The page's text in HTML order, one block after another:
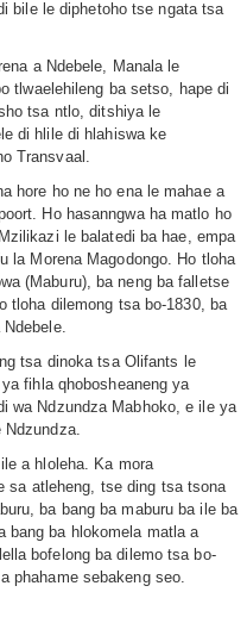
bile le diphetoho tse ngata tsa
a Ndebele, Manala le
tlwaelehileng ba setso, hape di
tsa ntlo, ditshiya le
di hlile di hlahiswa ke
Transvaal.
hore ho ne ho ena le mahae a
Ho hasanngwa ha matlo ho
le balatedi ba hae, empa
la Morena Magodongo. Ho tloha
(Maburu), ba neng ba falletse
tloha dilemong tsa bo-1830, ba
tsa dinoka tsa Olifants le
fihla qhobosheaneng ya
wa Ndzundza Mabhoko, e ile ya
Ndzundza.
a hloleha. Ka mora
sa atleheng, tse ding tsa tsona
ba bang ba maburu ba ile ba
bang ba hlokomela matla a
bofelong ba dilemo tsa bo-
phahame sebakeng seo.